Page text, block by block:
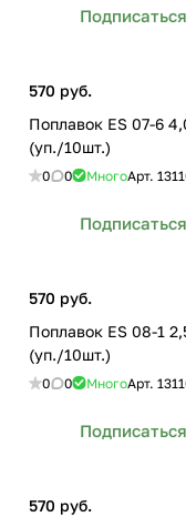
Подписаться
570 руб.
Поплавок ES 07-6
(уп./10шт.)
0 0 МногоАрт.
Подписаться
570 руб.
Поплавок ES 08-1
(уп./10шт.)
0 0 МногоАрт.
Подписаться
570 руб.